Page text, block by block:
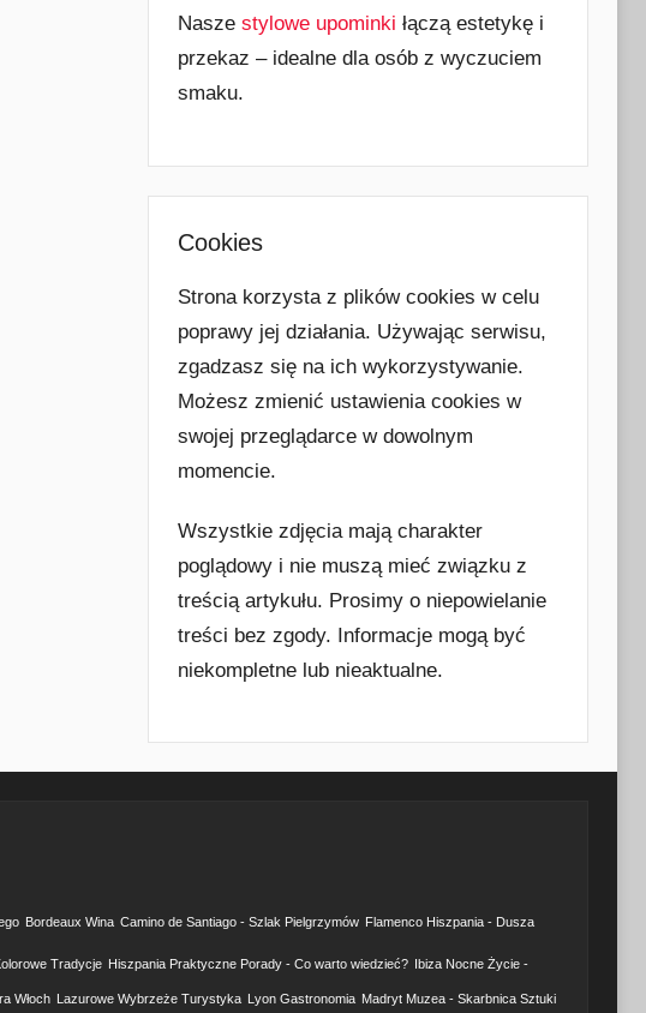
Nasze stylowe upominki łączą estetykę i
przekaz – idealne dla osób z wyczuciem
smaku.
Cookies
Strona korzysta z plików cookies w celu
poprawy jej działania. Używając serwisu,
zgadzasz się na ich wykorzystywanie.
Możesz zmienić ustawienia cookies w
swojej przeglądarce w dowolnym
momencie.
Wszystkie zdjęcia mają charakter
poglądowy i nie muszą mieć związku z
treścią artykułu. Prosimy o niepowielanie
treści bez zgody. Informacje mogą być
niekompletne lub nieaktualne.
Bordeaux Wina Camino de Santiago - Szlak Pielgrzymów Flamenco Hiszpania - Dusza
Tradycje Hiszpania Praktyczne Porady - Co warto wiedzieć? Ibiza Nocne Życie -
Włoch Lazurowe Wybrzeże Turystyka Lyon Gastronomia Madryt Muzea - Skarbnica Sztuki